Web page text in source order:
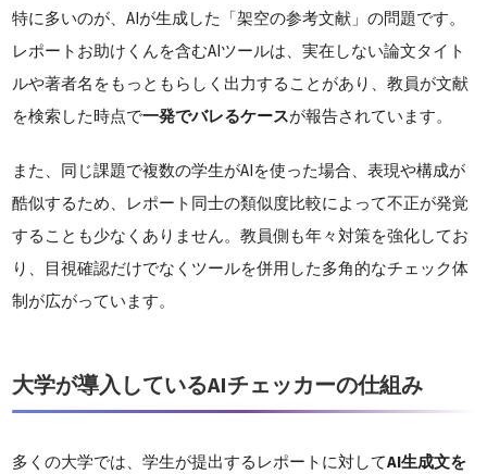
特に多いのが、AIが生成した「架空の参考文献」の問題です。
レポートお助けくんを含むAIツールは、実在しない論文タイト
ルや著者名をもっともらしく出力することがあり、教員が文献
を検索した時点で一発でバレるケースが報告されています。
また、同じ課題で複数の学生がAIを使った場合、表現や構成が
酷似するため、レポート同士の類似度比較によって不正が発覚
することも少なくありません。教員側も年々対策を強化してお
り、目視確認だけでなくツールを併用した多角的なチェック体
制が広がっています。
大学が導入しているAIチェッカーの仕組み
多くの大学では、学生が提出するレポートに対してAI生成文を